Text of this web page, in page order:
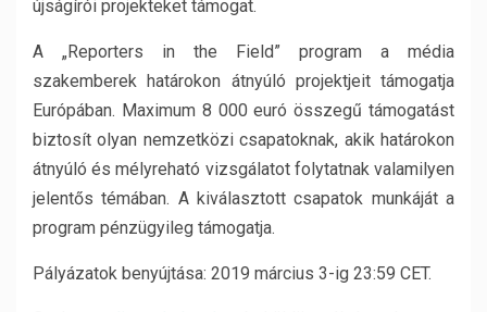
újságírói projekteket támogat.
A „Reporters in the Field” program a média
szakemberek határokon átnyúló projektjeit támogatja
Európában. Maximum 8 000 euró összegű támogatást
biztosít olyan nemzetközi csapatoknak, akik határokon
átnyúló és mélyreható vizsgálatot folytatnak valamilyen
jelentős témában. A kiválasztott csapatok munkáját a
program pénzügyileg támogatja.
Pályázatok benyújtása: 2019 március 3-ig 23:59 CET.